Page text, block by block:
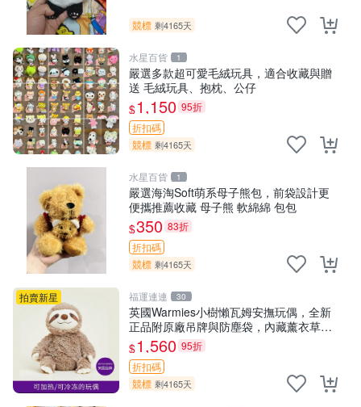
競標 剩4165天
水星百貨 1
嚴選多款超可愛毛絨玩具，適合收藏與贈
送 毛絨玩具、抱枕、公仔
$1,150 95折
折扣碼
競標 剩4165天
水星百貨 1
嚴選海淘Soft萌系母子熊包，前袋設計更
便攜推薦收藏 母子熊 軟綿綿 包包
$350 83折
折扣碼
競標 剩4165天
拍賣新星 福運連連 30
英國Warmies小樹懶瓦姆安撫玩偶，全新
正品附原廠吊牌與防塵袋，內藏薰衣草可
加熱，適合各個年齡層，冷暖兩用享受抱
抱樂趣，不容錯過嚴選好物 溫暖 冷感
$1,560 95折
折扣碼
競標 剩4165天